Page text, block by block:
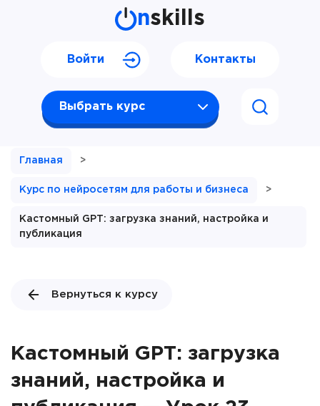
nskills
Выбрать курс
Войти Контакты
Главная >
Курс по нейросетям для работы и бизнеса >
Кастомный GPT: загрузка знаний, настройка и
публикация
Вернуться к курсу
Кастомный GPT: загрузка
знаний, настройка и